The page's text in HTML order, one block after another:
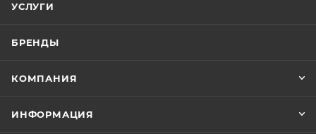
УСЛУГИ
БРЕНДЫ
КОМПАНИЯ
ИНФОРМАЦИЯ